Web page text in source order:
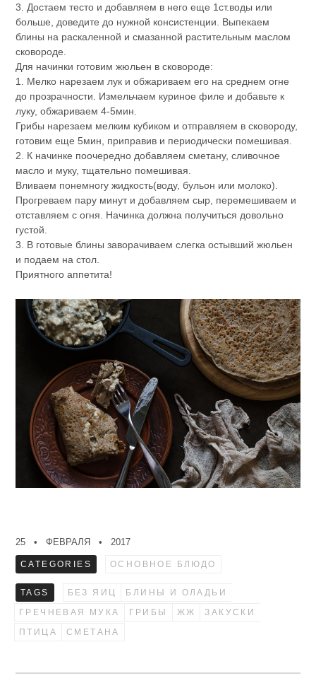
3. Достаем тесто и добавляем в него еще 1ст.воды или
больше, доведите до нужной консистенции. Выпекаем
блины на раскаленной и смазанной растительным маслом
сковороде.
Для начинки готовим жюльен в сковороде:
1. Мелко нарезаем лук и обжариваем его на среднем огне
до прозрачности. Измельчаем куриное филе и добавьте к
луку, обжариваем 4-5мин.
Грибы нарезаем мелким кубиком и отправляем в сковороду,
готовим еще 5мин, приправив и периодически помешивая.
2. К начинке поочередно добавляем сметану, сливочное
масло и муку, тщательно помешивая.
Вливаем понемногу жидкость(воду, бульон или молоко).
Прогреваем пару минут и добавляем сыр, перемешиваем и
отставляем с огня. Начинка должна получиться довольно
густой.
3. В готовые блины заворачиваем слегка остывший жюльен
и подаем на стол.
Приятного аппетита!
25 ФЕВРАЛЯ 2017
CATEGORIES ОСНОВНОЕ БЛЮДО
TAGS БЕЗ ЯИЦ
БЛИНЫ И ОЛАДЬИ
ГРЕЧНЕВАЯ МУКА
ГРИБЫ ЖЖ
ЗАКУСКИ
ПТИЦА
СМЕТАНА